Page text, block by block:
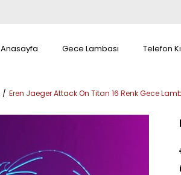
Anasayfa Gece Lambası Telefon
Eren Jaeger Attack On Titan 16 Renk Gece